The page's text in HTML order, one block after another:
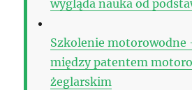
wygląda nauka od
Szkolenie motorowodne
między patentem
żeglarskim